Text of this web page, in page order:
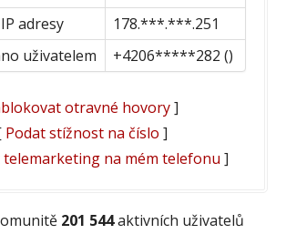
adresy
178.***.***.251
uživatelem
+4206*****282 ()
otravné hovory]
Podat stížnost na číslo ]
telemarketing na mém telefonu ]
201 544aktivních uživatelů